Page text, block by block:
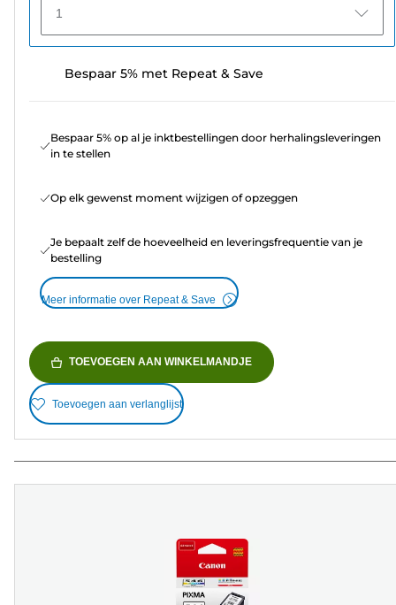
1
Bespaar 5% met Repeat & Save
Bespaar 5% op al je inktbestellingen door herhalingsleveringen
in te stellen
Op elk gewenst moment wijzigen of opzeggen
Je bepaalt zelf de hoeveelheid en leveringsfrequentie van je
bestelling
Meer informatie over Repeat & Save
TOEVOEGEN AAN WINKELMANDJE
Toevoegen aan verlanglijst